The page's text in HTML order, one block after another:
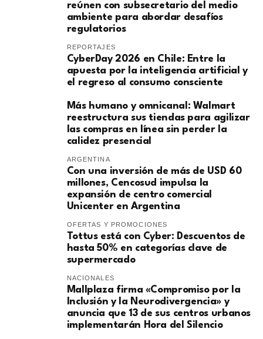
reúnen con subsecretario del medio
ambiente para abordar desafíos
regulatorios
REPORTAJES
CyberDay 2026 en Chile: Entre la
apuesta por la inteligencia artificial y
el regreso al consumo consciente
Más humano y omnicanal: Walmart
reestructura sus tiendas para agilizar
las compras en línea sin perder la
calidez presencial
ARGENTINA
Con una inversión de más de USD 60
millones, Cencosud impulsa la
expansión de centro comercial
Unicenter en Argentina
OFERTAS Y PROMOCIONES
Tottus está con Cyber: Descuentos de
hasta 50% en categorías clave de
supermercado
NACIONALES
Mallplaza firma «Compromiso por la
Inclusión y la Neurodivergencia» y
anuncia que 13 de sus centros urbanos
implementarán Hora del Silencio